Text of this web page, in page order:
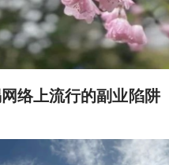
络上流行的副业陷阱